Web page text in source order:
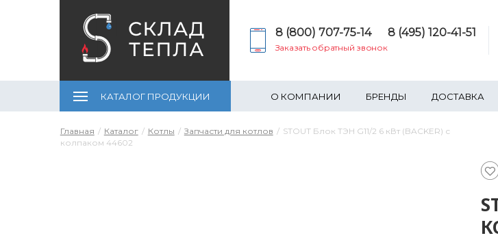
8 (800) 707-75-14 8 (495) 120-41-51
Заказать обратный звонок
КАТАЛОГ ПРОДУКЦИИ О КОМПАНИИ БРЕНДЫ ДОСТАВКА
Главная Каталог Котлы Запчасти для котлов
STOUT Блок ТЭН G11/2 6 кВт (BACKER) с
колпаком 44602